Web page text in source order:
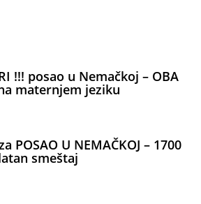
!!! posao u Nemačkoj – OBA
maternjem jeziku
POSAO U NEMAČKOJ – 1700
smeštaj